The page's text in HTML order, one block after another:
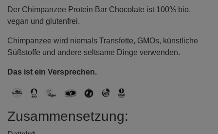
Der Chimpanzee Protein Bar Chocolate ist 100% bio,
vegan und glutenfrei.
Chimpanzee wird niemals Transfette, GMOs, künstliche
Süßstoffe und andere seltsame Dinge verwenden.
Das ist ein Versprechen.
Zusammensetzung: